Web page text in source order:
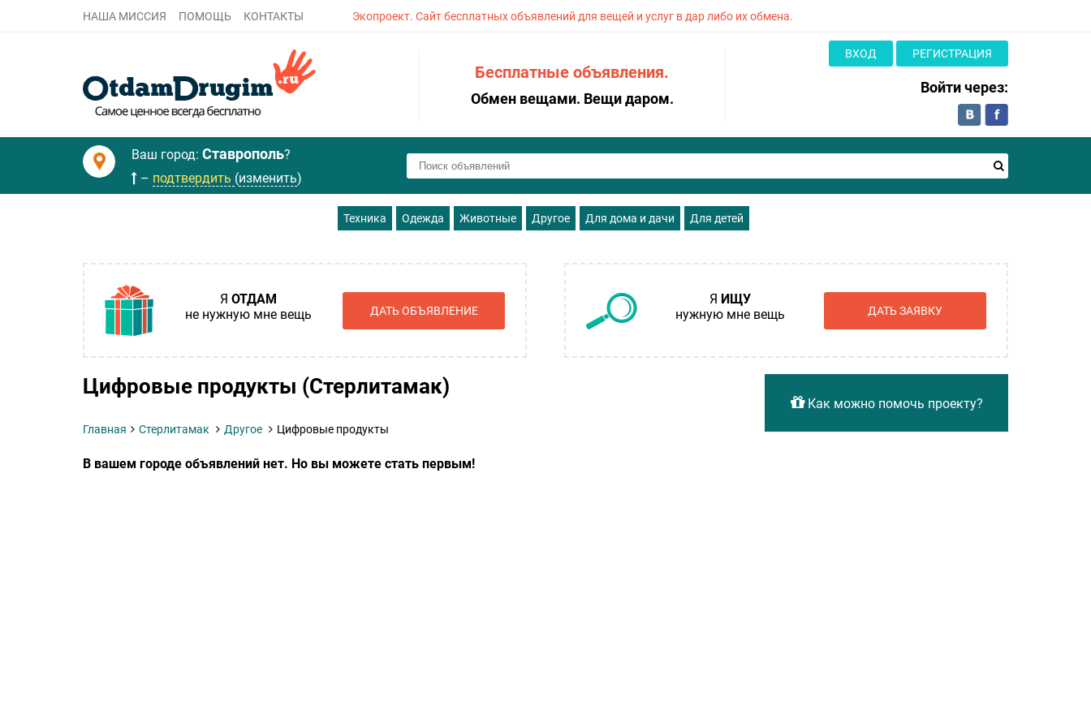
НАША МИССИЯ ПОМОЩЬ КОНТАКТЫ Экопроект. Сайт бесплатных объявлений для вещей и услуг в дар либо их обмена.
Бесплатные объявления.
Обмен вещами. Вещи даром.
ВХОД РЕГИСТРАЦИЯ
Войти через:
Ваш город: Ставрополь?
– подтвердить (изменить)
Техника Одежда Животные Другое Для дома и дачи Для детей
Я ОТДАМ
не нужную мне вещь
ДАТЬ ОБЪЯВЛЕНИЕ
Я ИЩУ
нужную мне вещь
ДАТЬ ЗАЯВКУ
Цифровые продукты (Стерлитамак)
Главная Стерлитамак Другое Цифровые продукты
В вашем городе объявлений нет. Но вы можете стать первым!
Как можно помочь проекту?